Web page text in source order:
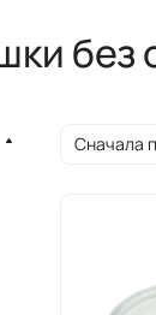
без
Сначала